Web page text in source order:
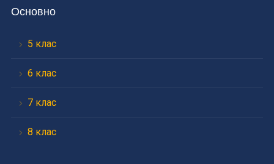
Основно
5 клас
6 клас
7 клас
8 клас